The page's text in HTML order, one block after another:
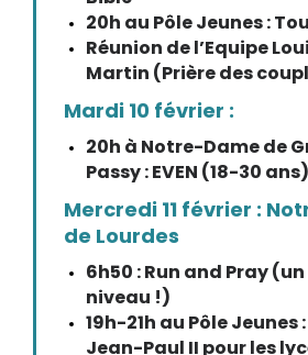
20h au Pôle Jeunes :
Réunion de l’Equipe
Martin (Prière des
Mardi 10 février :
20h à Notre-Dame de
Passy : EVEN (18-30 ans)
Mercredi 11 février :
de Lourdes
6h50 : Run and Pray
niveau !)
19h-21h au Pôle Jeunes
Jean-Paul II pour les